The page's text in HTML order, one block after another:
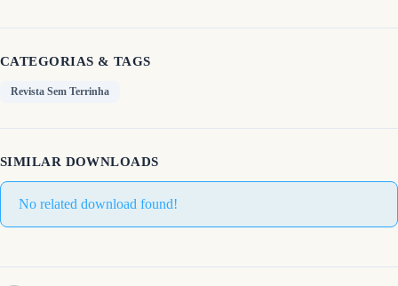
CATEGORIAS & TAGS
Revista Sem Terrinha
SIMILAR DOWNLOADS
No related download found!